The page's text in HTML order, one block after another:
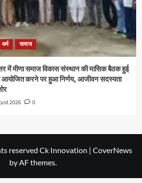
धर्म समाज
में मीणा समाज विकास संस्थान की मासिक बैठक हुई
आयोजित करने पर हुआ निर्णय, आजीवन सदस्यता
2026 0
reserved Ck Innovation | CoverNews
by AF themes.